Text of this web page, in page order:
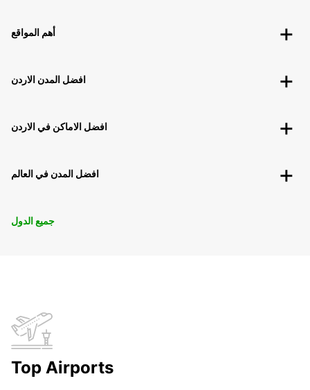
أهم المواقع
افضل المدن الاردن
افضل الاماكن في الاردن
افضل المدن في العالم
جميع الدول
Top Airports